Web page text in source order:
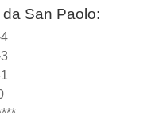
San Paolo: